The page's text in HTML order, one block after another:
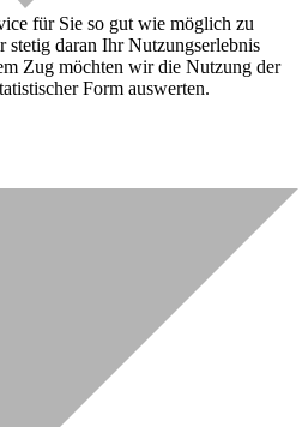
für Sie so gut wie möglich zu
stetig daran Ihr Nutzungserlebnis
Zug möchten wir die Nutzung der
Form auswerten.